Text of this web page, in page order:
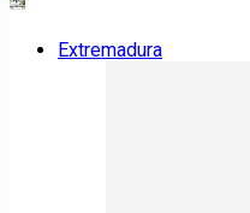
Extremadura